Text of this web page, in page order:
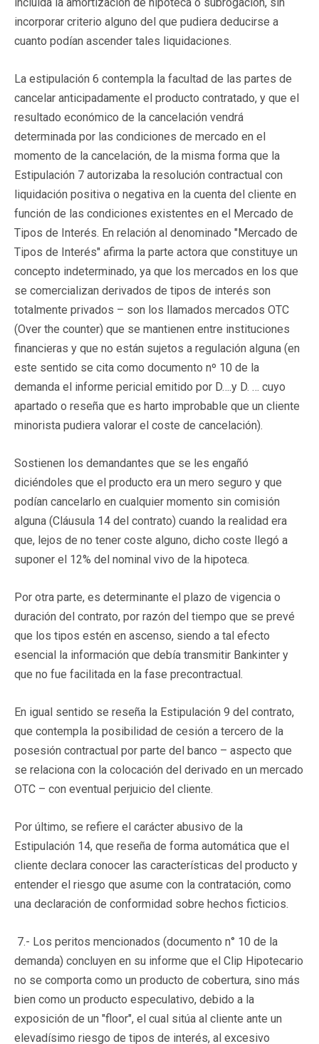
incorporar criterio alguno del que pudiera deducirse a
cuanto podían ascender tales liquidaciones.
La estipulación 6 contempla la facultad de las partes de
cancelar anticipadamente el producto contratado, y que el
resultado económico de la cancelación vendrá
determinada por las condiciones de mercado en el
momento de la cancelación, de la misma forma que la
Estipulación 7 autorizaba la resolución contractual con
liquidación positiva o negativa en la cuenta del cliente en
función de las condiciones existentes en el Mercado de
Tipos de Interés. En relación al denominado "Mercado de
Tipos de Interés" afirma la parte actora que constituye un
concepto indeterminado, ya que los mercados en los que
se comercializan derivados de tipos de interés son
totalmente privados – son los llamados mercados OTC
(Over the counter) que se mantienen entre instituciones
financieras y que no están sujetos a regulación alguna (en
este sentido se cita como documento nº 10 de la
demanda el informe pericial emitido por D….y D. … cuyo
apartado o reseña que es harto improbable que un cliente
minorista pudiera valorar el coste de cancelación).
Sostienen los demandantes que se les engañó
diciéndoles que el producto era un mero seguro y que
podían cancelarlo en cualquier momento sin comisión
alguna (Cláusula 14 del contrato) cuando la realidad era
que, lejos de no tener coste alguno, dicho coste llegó a
suponer el 12% del nominal vivo de la hipoteca.
Por otra parte, es determinante el plazo de vigencia o
duración del contrato, por razón del tiempo que se prevé
que los tipos estén en ascenso, siendo a tal efecto
esencial la información que debía transmitir Bankinter y
que no fue facilitada en la fase precontractual.
En igual sentido se reseña la Estipulación 9 del contrato,
que contempla la posibilidad de cesión a tercero de la
posesión contractual por parte del banco – aspecto que
se relaciona con la colocación del derivado en un mercado
OTC – con eventual perjuicio del cliente.
Por último, se refiere el carácter abusivo de la
Estipulación 14, que reseña de forma automática que el
cliente declara conocer las características del producto y
entender el riesgo que asume con la contratación, como
una declaración de conformidad sobre hechos ficticios.
7.- Los peritos mencionados (documento n° 10 de la
demanda) concluyen en su informe que el Clip Hipotecario
no se comporta como un producto de cobertura, sino más
bien como un producto especulativo, debido a la
exposición de un "floor", el cual sitúa al cliente ante un
elevadísimo riesgo de tipos de interés, al excesivo